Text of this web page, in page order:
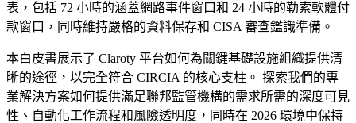
表，包括 72 小時的涵蓋網路事件窗口和 24 小時的勒索軟體付
款窗口，同時維持嚴格的資料保存和 CISA 審查鑑識準備。
本白皮書展示了 Claroty 平台如何為關鍵基礎設施組織提供清
晰的途徑，以完全符合 CIRCIA 的核心支柱。 探索我們的專
業解決方案如何提供滿足聯邦監管機構的需求所需的深度可見
性、自動化工作流程和風險透明度，同時在 2026 環境中保持